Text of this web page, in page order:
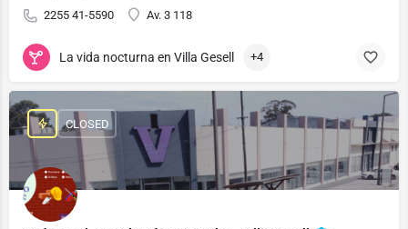
2255 41-5590 Av. 3 118
La vida nocturna en Villa Gesell +4
CLOSED